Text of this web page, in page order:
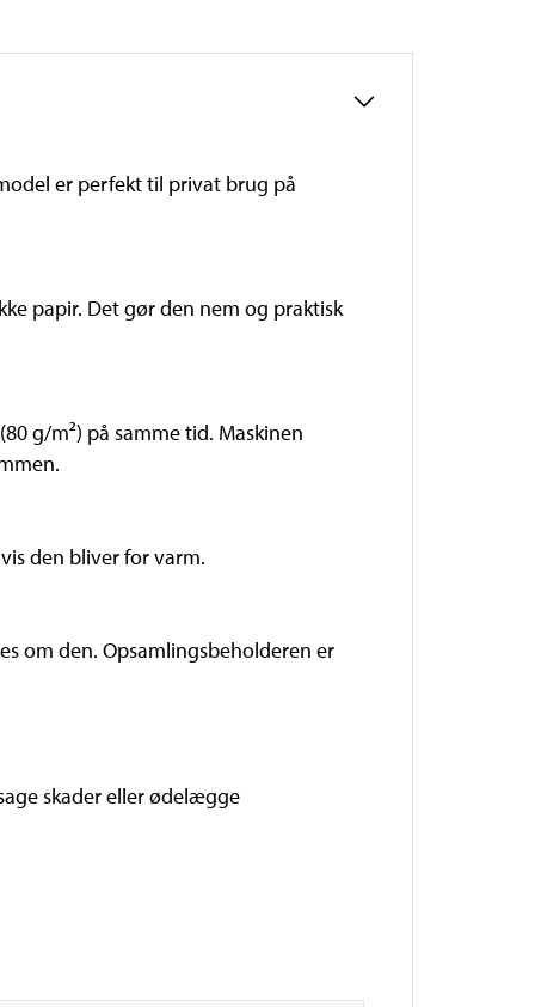
er perfekt til privat brug på
papir. Det gør den nem og praktisk
g/m²) på samme tid. Maskinen
den bliver for varm.
om den. Opsamlingsbeholderen er
skader eller ødelægge